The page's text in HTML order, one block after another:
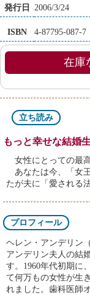
発行日 2006/3/24
ISBN 4-87795-087-7
在庫
立ち読み
もっと幸せな結婚
女性にとっての最
あなたは今、「女
たが夫に「愛される
プロフィール
ヘレン・アンデリン（
アンデリン夫人の結
す。1960年代初期に
て何万もの女性が生
れました。歯科医師